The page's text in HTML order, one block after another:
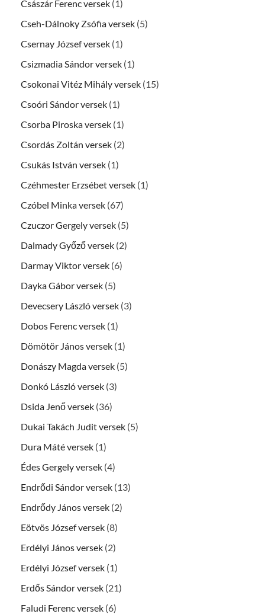
Császár Ferenc versek (1)
Cseh-Dálnoky Zsófia versek (5)
Csernay József versek (1)
Csizmadia Sándor versek (1)
Csokonai Vitéz Mihály versek (15)
Csoóri Sándor versek (1)
Csorba Piroska versek (1)
Csordás Zoltán versek (2)
Csukás István versek (1)
Czéhmester Erzsébet versek (1)
Czóbel Minka versek (67)
Czuczor Gergely versek (5)
Dalmady Győző versek (2)
Darmay Viktor versek (6)
Dayka Gábor versek (5)
Devecsery László versek (3)
Dobos Ferenc versek (1)
Dömötör János versek (1)
Donászy Magda versek (5)
Donkó László versek (3)
Dsida Jenő versek (36)
Dukai Takách Judit versek (5)
Dura Máté versek (1)
Édes Gergely versek (4)
Endrődi Sándor versek (13)
Endrődy János versek (2)
Eötvös József versek (8)
Erdélyi János versek (2)
Erdélyi József versek (1)
Erdős Sándor versek (21)
Faludi Ferenc versek (6)